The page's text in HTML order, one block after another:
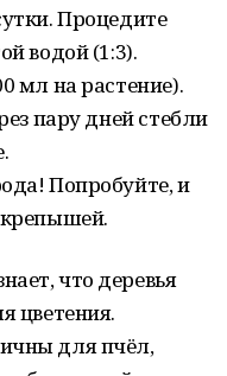
Процедите
водой (1:3).
мл на растение).
пару дней стебли
Попробуйте, и
крепышей.
что деревья
цветения.
для пчёл,